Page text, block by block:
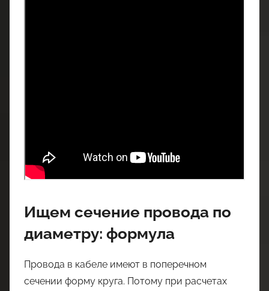
Ищем сечение провода по
диаметру: формула
Провода в кабеле имеют в поперечном
сечении форму круга. Потому при расчетах